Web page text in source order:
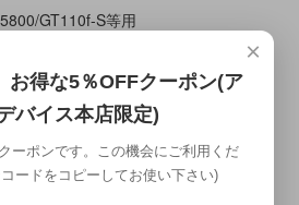
GT110f-S等用
ックアップドライブ
OEM品です。
×
お得な5％OFFクーポン(ア
バイス本店限定)
ーポンです。この機会にご利用くだ
ードをコピーしてお使い下さい)